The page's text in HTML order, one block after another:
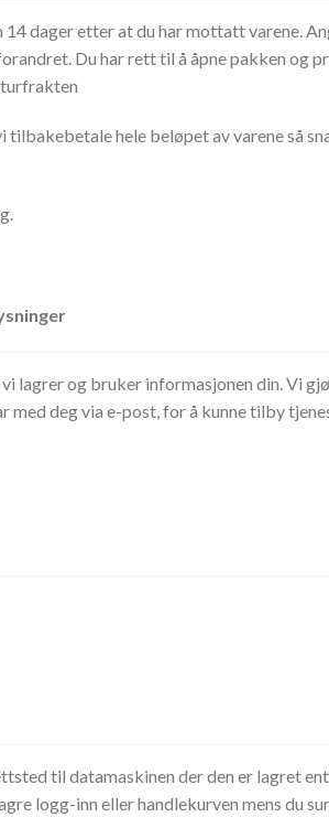
dager etter at du har mottatt varene.
Du har rett til å åpne pakken og
hele beløpet av varene så
lagrer og bruker informasjonen din. Vi
med deg via e-post, for å kunne tilby
til datamaskinen der den er lagret
logg-inn eller handlekurven mens du